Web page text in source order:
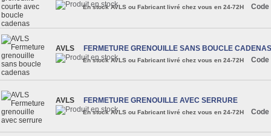
En stock AVLS ou Fabricant livré chez vous en 24-72H Code
AVLS FERMETURE GRENOUILLE SANS BOUCLE CADENAS
En stock AVLS ou Fabricant livré chez vous en 24-72H Code
AVLS FERMETURE GRENOUILLE AVEC SERRURE
En stock AVLS ou Fabricant livré chez vous en 24-72H Code